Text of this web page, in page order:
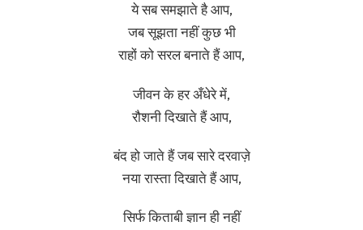
ये सब समझाते है आप,
जब सूझता नहीं कुछ भी
राहों को सरल बनाते हैं आप,
जीवन के हर अँधेरे में,
रौशनी दिखाते हैं आप,
बंद हो जाते हैं जब सारे दरवाज़े
नया रास्ता दिखाते हैं आप,
सिर्फ किताबी ज्ञान ही नहीं